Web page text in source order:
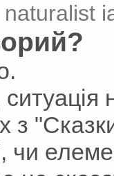
з
чи